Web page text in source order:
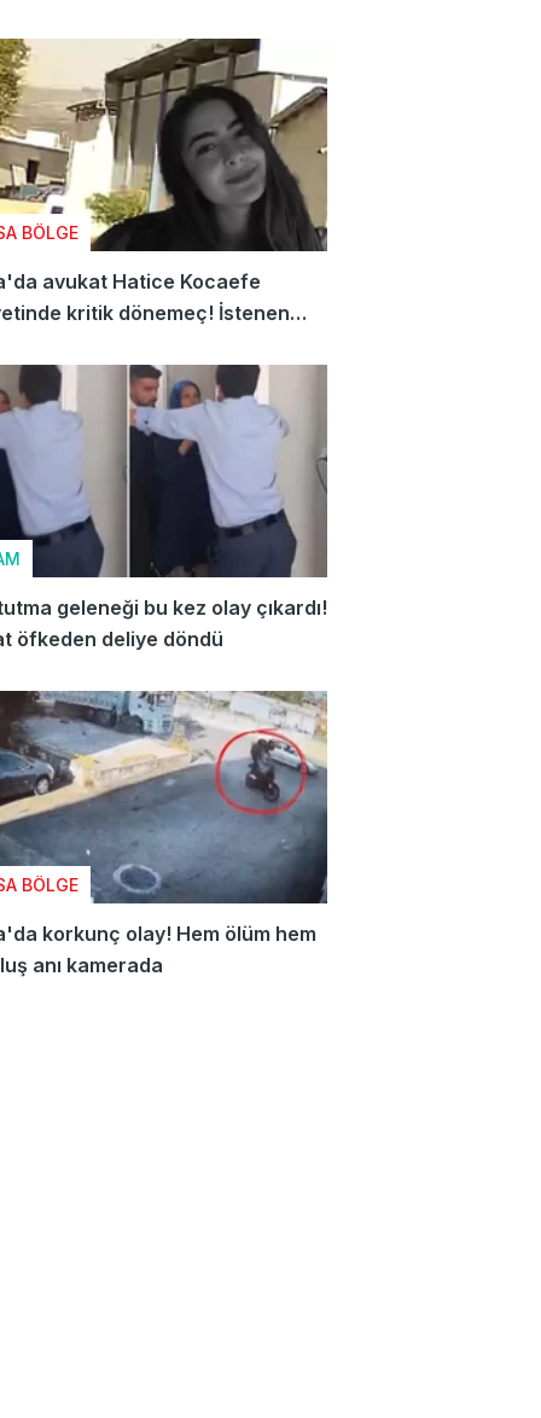
BÖLGE
avukat Hatice Kocaefe
kritik dönemeç! İstenen
geleneği bu kez olay çıkardı!
öfkeden deliye döndü
BÖLGE
korkunç olay! Hem ölüm hem
anı kamerada